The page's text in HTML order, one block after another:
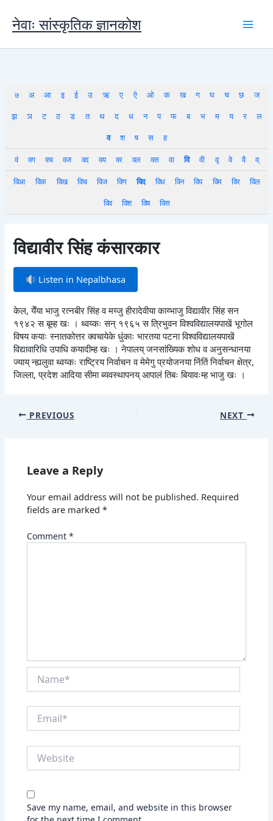
content
नेवाः सांस्कृतिक ज्ञानकोश
७ अ आ इ ई उ ऋ ए ऐ ओ क ख ग घ च छ
ज
झ
ञ ट ठ ड त थ द ध न प फ ब भ म य र
ल
व
श ष स
ह
वं
वग वच वज वद वय वर वल वस वा वि वी वृ वे वै
व्
विआ
विक विख विच विज विण विद विध विन विप विम विर
विल
विव
विश विष विस
विद्यावीर सिंह कंसारकार
Listen in Nepalbhasa
केल, येँया भाजु रत्नबीर सिंह व मय्जु हीरादेवीया काय्भाजु विद्यावीर सिंह सन
१९४२ स बूम्ह खः । थ्वय्कः सन् १९६५ स त्रिभुवन विश्वविद्यालयपाखें भूगोल
विषय कयाः स्नातकोत्तर क्वचायेके धुंकाः भारतया पटना विश्वविद्यालयपाखें
विद्यावारिधि उपाधि कयादीम्ह खः । नेपालय् जनसांख्यिक शोध व अनुसन्धानया
ज्याय् न्ह्यलुवा थ्वय्कः राष्ट्रिय निर्वाचन व मेमेगु प्रयोजनया निंतिं निर्वाचन क्षेत्र,
जिल्ला, प्रदेश आदिया सीमा ब्यवस्थापनय् आपालं तिबः बियावःम्ह भाजु खः ।
PREVIOUS NEXT
Leave a Reply
Your email address will not be published. Required
fields are marked*
Comment*
Save my name, email, and website in this browser